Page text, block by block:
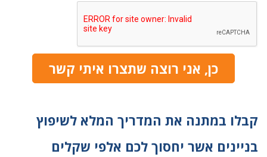
כן, אני רוצה שתצרו איתי קשר
קבלו במתנה את המדריך המלא לשיפוץ
בניינים אשר יחסוך לכם אלפי שקלים